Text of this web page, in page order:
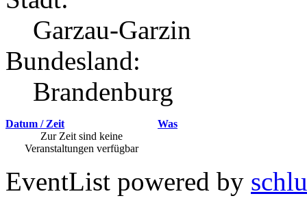
Garzau-Garzin
Bundesland:
Brandenburg
Datum / Zeit
Was
Zur Zeit sind keine
Veranstaltungen verfügbar
EventList powered by